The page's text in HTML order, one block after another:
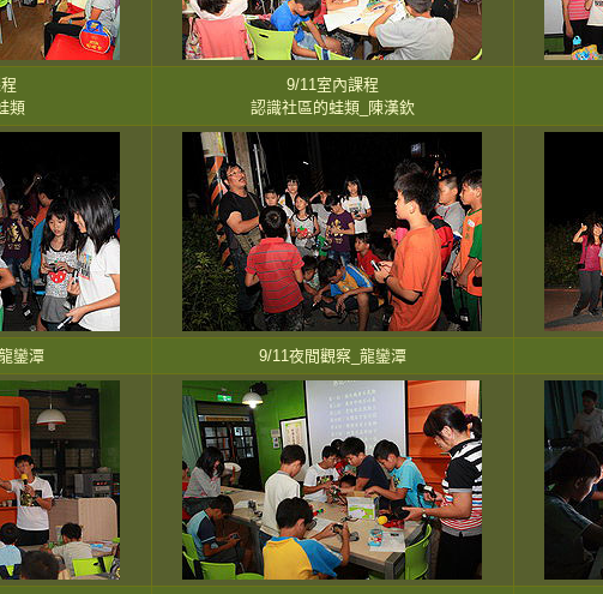
類
9/11室內課程
認識社區的蛙類_陳漢欽
鑾潭 9/11夜間觀察_龍鑾潭